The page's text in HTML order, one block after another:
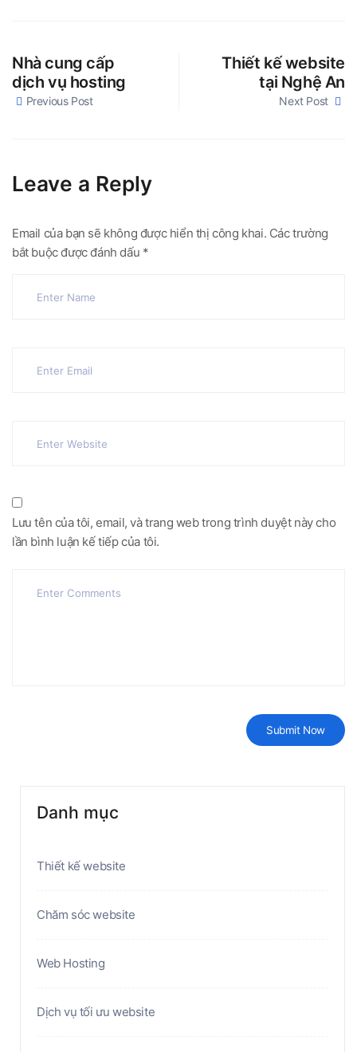
Nhà cung cấp
dịch vụ hosting
Previous Post
Thiết kế website
tại Nghệ An
Next Post
Leave a Reply
Email của bạn sẽ không được hiển thị công khai. Các trường
bắt buộc được đánh dấu *
Lưu tên của tôi, email, và trang web trong trình duyệt này cho
lần bình luận kế tiếp của tôi.
Danh mục
Thiết kế website
Chăm sóc website
Web Hosting
Dịch vụ tối ưu website